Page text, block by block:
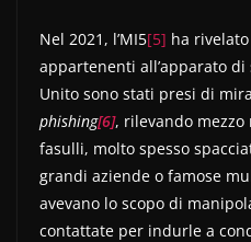
Nel 2021, l’MI5[5] ha
appartenenti all’apparato di
Unito sono stati presi di
phishing[6], rilevando
fasulli, molto spesso
grandi aziende o famose
avevano lo scopo di
contattate per indurle a